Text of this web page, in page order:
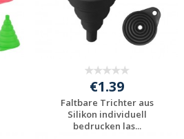
€1.39
Faltbare Trichter aus
Silikon individuell
bedrucken las...